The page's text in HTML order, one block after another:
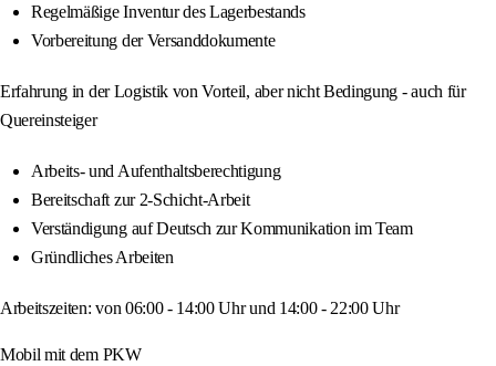
Regelmäßige Inventur des Lagerbestands
Vorbereitung der Versanddokumente
Erfahrung in der Logistik von Vorteil, aber nicht Bedingung - auch für
Quereinsteiger
Arbeits- und Aufenthaltsberechtigung
Bereitschaft zur 2-Schicht-Arbeit
Verständigung auf Deutsch zur Kommunikation im Team
Gründliches Arbeiten
Arbeitszeiten: von 06:00 - 14:00 Uhr und 14:00 - 22:00 Uhr
Mobil mit dem PKW